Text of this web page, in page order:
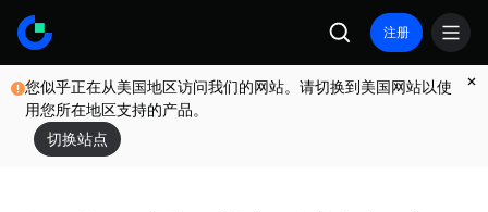
注册
您似乎正在从美国地区访问我们的网站。请切换到美国网站以使
用您所在地区支持的产品。
切换站点